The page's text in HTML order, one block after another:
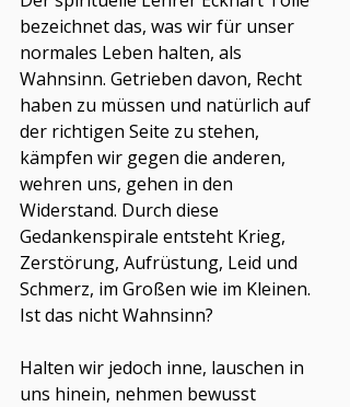
bezeichnet das, was wir für unser
normales Leben halten, als
Wahnsinn. Getrieben davon, Recht
haben zu müssen und natürlich auf
der richtigen Seite zu stehen,
kämpfen wir gegen die anderen,
wehren uns, gehen in den
Widerstand. Durch diese
Gedankenspirale entsteht Krieg,
Zerstörung, Aufrüstung, Leid und
Schmerz, im Großen wie im Kleinen.
Ist das nicht Wahnsinn?
Halten wir jedoch inne, lauschen in
uns hinein, nehmen bewusst